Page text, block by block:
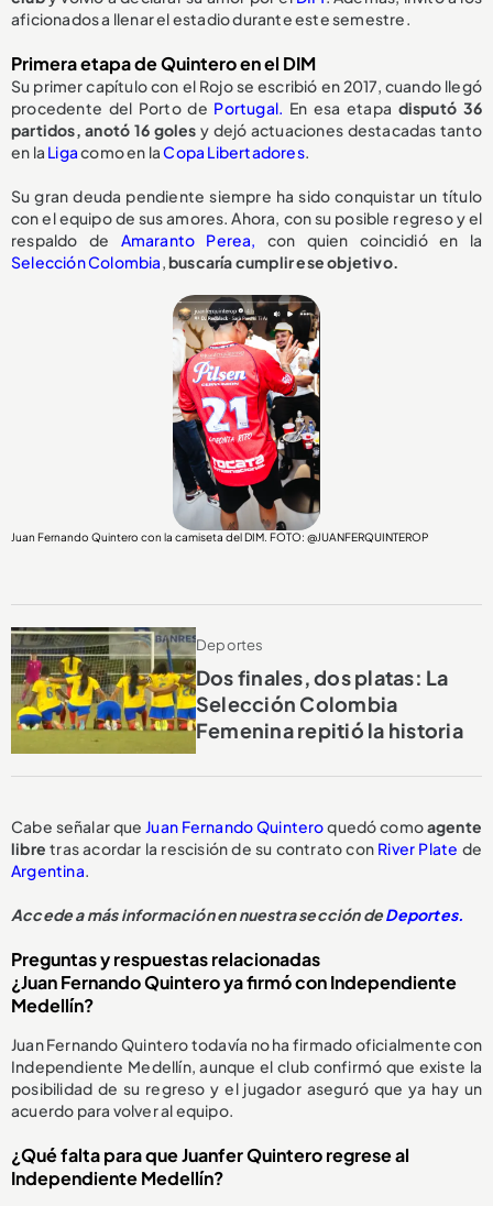
aficionados a llenar el estadio durante este semestre.
Primera etapa de Quintero en el DIM
Su primer capítulo con el Rojo se escribió en 2017, cuando llegó
procedente del Porto de Portugal. En esa etapa disputó 36
partidos, anotó 16 goles y dejó actuaciones destacadas tanto
en la Ligacomo en laCopa Libertadores.
Su gran deuda pendiente siempre ha sido conquistar un título
con el equipo de sus amores. Ahora, con su posible regreso y el
respaldo de Amaranto Perea,
con quien coincidió en la
Selección Colombia ,buscaría cumplir ese objetivo.
Juan Fernando Quintero con la camiseta del DIM. FOTO: @JUANFERQUINTEROP
Deportes
Dos finales, dos platas: La
Selección Colombia
Femenina repitió la historia
Cabe señalar queJuan Fernando Quinteroquedó comoagente
libre tras acordar la rescisión de su contrato con River Plate de
Argentina.
Accede a más información en nuestra sección deDeportes.
Preguntas y respuestas relacionadas
¿Juan Fernando Quintero ya firmó con Independiente
Medellín?
Juan Fernando Quintero todavía no ha firmado oficialmente con
Independiente Medellín, aunque el club confirmó que existe la
posibilidad de su regreso y el jugador aseguró que ya hay un
acuerdo para volver al equipo.
¿Qué falta para que Juanfer Quintero regrese al
Independiente Medellín?